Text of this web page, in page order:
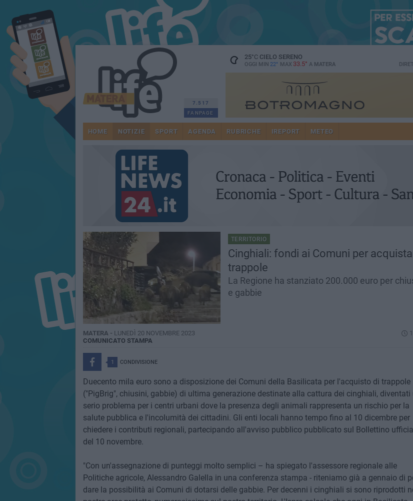
7.517
FANPAGE
25°CCIELO SERENO
OGGI MIN 22° MAX 33.5° A MATERA
HOME NOTIZIE SPORT AGENDA RUBRICHE IREPORT METEO
TERRITORIO
Cinghiali: fondi ai Comuni per
trappole
La Regione ha stanziato 200.000 euro per
e gabbie
MATERA - LUNEDÌ 20 NOVEMBRE 2023
COMUNICATO STAMPA
1 CONDIVISIONE
Duecento mila euro sono a disposizione dei Comuni della Basilicata per l'acquisto di trappole
("PigBrig", chiusini, gabbie) di ultima generazione destinate alla cattura dei cinghiali, diventati
serio problema per i centri urbani dove la presenza degli animali rappresenta un rischio per la
salute pubblica e l'incolumità dei cittadini. Gli enti locali hanno tempo fino al 10 dicembre per
chiedere i contributi regionali, partecipando all'avviso pubblico pubblicato sul Bollettino
del 10 novembre.
"Con un'assegnazione di punteggi molto semplici – ha spiegato l'assessore regionale alle
Politiche agricole, Alessandro Galella in una conferenza stampa - riteniamo già a gennaio di
dare la possibilità ai Comuni di dotarsi delle gabbie. Per decenni i cinghiali si sono riprodotti